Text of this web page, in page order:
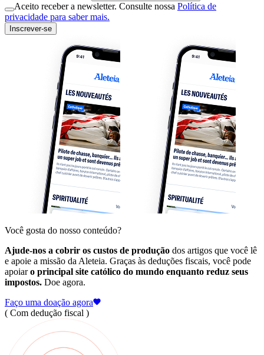
Aceito receber a newsletter. Consulte nossa Política de
privacidade para saber mais.
Inscrever-se
Você gosta do nosso conteúdo?
Ajude-nos a cobrir os custos de produção dos artigos que você lê
e apoie a missão da Aleteia. Graças às deduções fiscais, você pode
apoiaro principal site católico do mundo enquanto reduz seus
impostos. Doe agora.
Faço uma doação agora
( Com dedução fiscal )